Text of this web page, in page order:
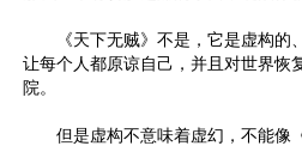
《天下无贼》不是，它是虚构的
让每个人都原谅自己，并且对世界恢
院。
但是虚构不意味着虚幻，不能像《